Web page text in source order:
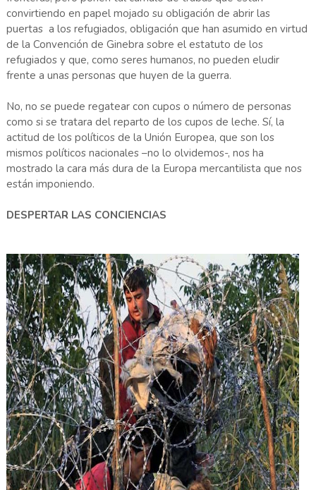
convirtiendo en papel mojado su obligación de abrir las
puertas a los refugiados, obligación que han asumido en virtud
de la Convención de Ginebra sobre el estatuto de los
refugiados y que, como seres humanos, no pueden eludir
frente a unas personas que huyen de la guerra.
No, no se puede regatear con cupos o número de personas
como si se tratara del reparto de los cupos de leche. Sí, la
actitud de los políticos de la Unión Europea, que son los
mismos políticos nacionales –no lo olvidemos-, nos ha
mostrado la cara más dura de la Europa mercantilista que nos
están imponiendo.
DESPERTAR LAS CONCIENCIAS